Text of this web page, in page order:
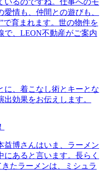
いるのですね。仕事へのモ
情も、仲間との遊びも、
で育まれます。世の物件を
で、LEON不動産がご案内
に、着こなし術とキーとな
効果をお伝えします。
益博さんはいま、ラーメン
あると言います。長らく
たラーメンは、ミシュラ